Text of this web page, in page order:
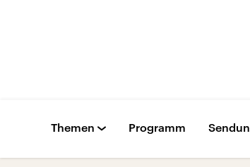
Themen Programm